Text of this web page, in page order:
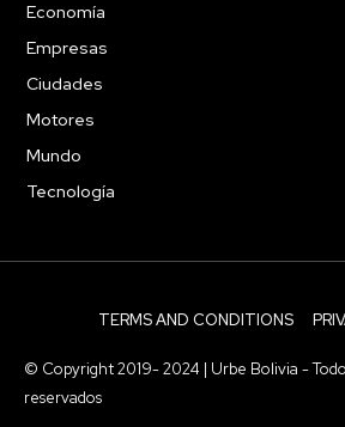
Economía
Empresas
Ciudades
Motores
Mundo
Tecnología
TERMS AND CONDITIONS
© Copyright 2019- 2024 | Urbe Bolivia -
reservados